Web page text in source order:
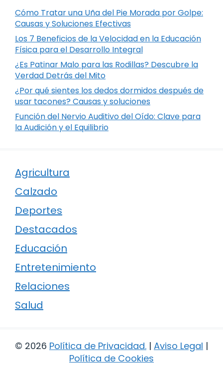
Cómo Tratar una Uña del Pie Morada por Golpe:
Causas y Soluciones Efectivas
Los 7 Beneficios de la Velocidad en la Educación
Física para el Desarrollo Integral
¿Es Patinar Malo para las Rodillas? Descubre la
Verdad Detrás del Mito
¿Por qué sientes los dedos dormidos después de
usar tacones? Causas y soluciones
Función del Nervio Auditivo del Oído: Clave para
la Audición y el Equilibrio
Agricultura
Calzado
Deportes
Destacados
Educación
Entretenimiento
Relaciones
Salud
© 2026 Política de Privacidad. | Aviso Legal |
Política de Cookies